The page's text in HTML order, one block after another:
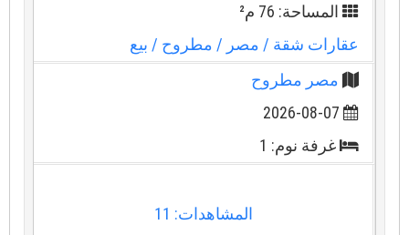
المساحة: 76 م²
عقارات شقة / مصر / مطروح/ بيع
مصر مطروح
2026-08-07
غرفة نوم: 1
المشاهدات: 11